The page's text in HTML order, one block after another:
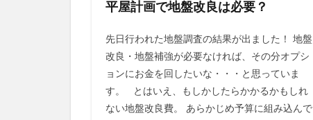
平屋計画で地盤改良は必要？
先日行われた地盤調査の結果が出ました！ 地盤
改良・地盤補強が必要なければ、その分オプシ
ョンにお金を回したいな・・・と思っていま
す。 とはいえ、もしかしたらかかるかもしれ
ない地盤改良費。 あらかじめ予算に組み込んで